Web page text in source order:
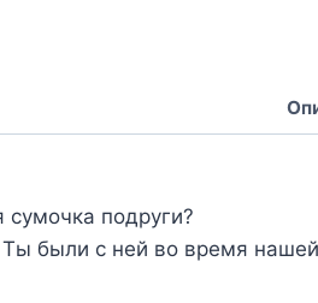
подруги?
были с ней во время